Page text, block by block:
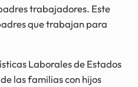
trabajadores. Este
que trabajan para
Laborales de Estados
las familias con hijos